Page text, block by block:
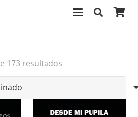
173 resultados